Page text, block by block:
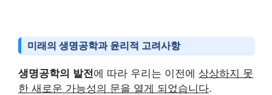
미래의 생명공학과 윤리적 고려사항
생명공학의 발전에 따라 우리는 이전에 상상하지 못
한 새로운 가능성의 문을 열게 되었습니다.